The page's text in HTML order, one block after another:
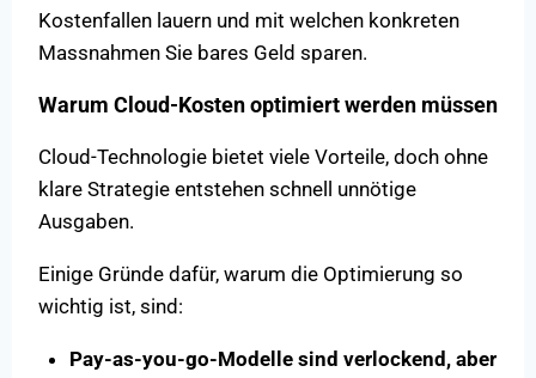
Kostenfallen lauern und mit welchen konkreten
Massnahmen Sie bares Geld sparen.
Warum Cloud-Kosten optimiert werden müssen
Cloud-Technologie bietet viele Vorteile, doch ohne
klare Strategie entstehen schnell unnötige
Ausgaben.
Einige Gründe dafür, warum die Optimierung so
wichtig ist, sind:
Pay-as-you-go-Modelle sind verlockend, aber